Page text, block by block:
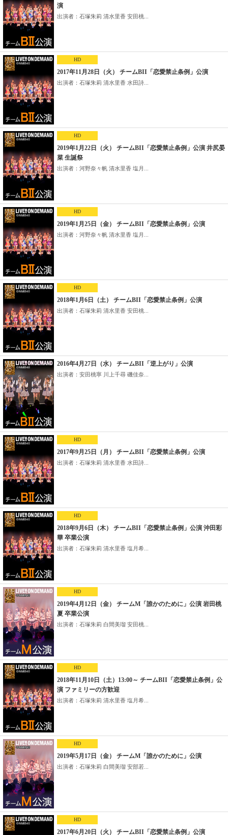
演
出演者：石塚朱莉 清水里香 安田桃...
HD
2017年11月28日（火） チームBII「恋愛禁止条例」公演
出演者：石塚朱莉 清水里香 水田詩...
HD
2019年1月22日（火） チームBII「恋愛禁止条例」公演 井尻晏
菜 生誕祭
出演者：河野奈々帆 清水里香 塩月...
HD
2019年1月25日（金） チームBII「恋愛禁止条例」公演
出演者：河野奈々帆 清水里香 塩月...
HD
2018年1月6日（土） チームBII「恋愛禁止条例」公演
出演者：石塚朱莉 清水里香 安田桃...
2016年4月27日（水） チームBII「逆上がり」公演
出演者：安田桃寧 川上千尋 磯佳奈...
HD
2017年9月25日（月） チームBII「恋愛禁止条例」公演
出演者：石塚朱莉 清水里香 水田詩...
HD
2018年9月6日（木） チームBII「恋愛禁止条例」公演 沖田彩
華 卒業公演
出演者：石塚朱莉 清水里香 塩月希...
HD
2019年4月12日（金） チームM「誰かのために」公演 岩田桃
夏 卒業公演
出演者：石塚朱莉 白間美瑠 安田桃...
HD
2018年11月10日（土）13:00～ チームBII「恋愛禁止条例」公
演 ファミリーの方歓迎
出演者：石塚朱莉 清水里香 塩月希...
HD
2019年5月17日（金） チームM「誰かのために」公演
出演者：石塚朱莉 白間美瑠 安部若...
HD
2017年6月20日（火） チームBII「恋愛禁止条例」公演